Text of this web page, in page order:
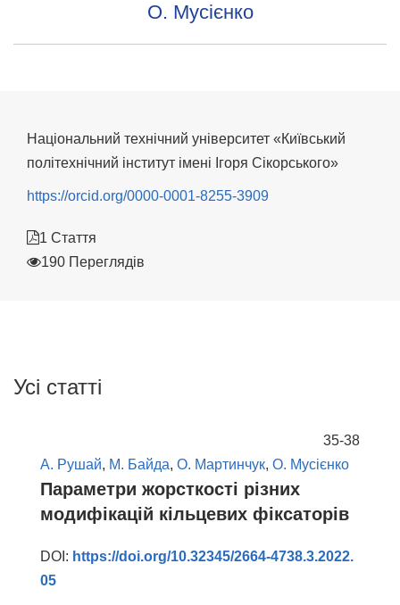
О. Мусієнко
Національний технічний університет «Київський
політехнічний інститут імені Ігоря Сікорського»
https://orcid.org/0000-0001-8255-3909
1 Стаття
190 Переглядів
Усі статті
35-38
А. Рушай, М. Байда, О. Мартинчук, О. Мусієнко
Параметри жорсткості різних
модифікацій кільцевих фіксаторів
DOI: https://doi.org/10.32345/2664-4738.3.2022.
05